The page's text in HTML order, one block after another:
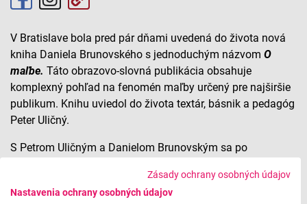
Zásady ochrany osobných údajov
Nastavenia ochrany osobných údajov
V Bratislave bola pred pár dňami uvedená do života nová
kniha Daniela Brunovského s jednoduchým názvom O
maľbe. Táto obrazovo-slovná publikácia obsahuje
komplexný pohľad na fenomén maľby určený pre najširšie
publikum. Knihu uviedol do života textár, básnik a pedagóg
Peter Uličný.
S Petrom Uličným a Danielom Brunovským sa po